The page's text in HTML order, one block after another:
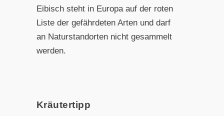
Eibisch steht in Europa auf der roten
Liste der gefährdeten Arten und darf
an Naturstandorten nicht gesammelt
werden.
Kräutertipp